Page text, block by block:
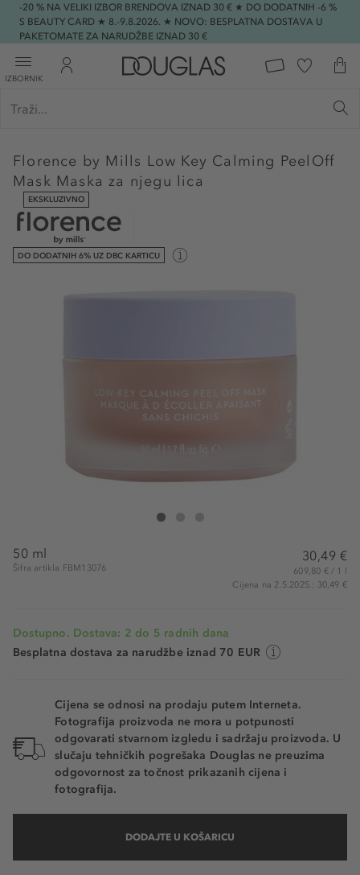
-20 % NA VELIKI IZBOR BRENDOVA IZNAD 30 € ★ DO DODATNIH -6 %
S BEAUTY CARD ★ 8.-9.8.2026. ★ NOVO: BESPLATNA DOSTAVA U
PAKETOMATE ZA NARUDŽBE IZNAD 30 €
IZBORNIK
Florence by Mills Low Key Calming PeelOff
Mask Maska za njegu lica
EKSKLUZIVNO
DO DODATNIH 6% UZ DBC KARTICU
Florence by Mills Low Key Calming Peel-Off Mask
50 ml
Šifra artikla FBM13076
30,49 €
609,80 € / 1 l
Cijena na 2.5.2025.: 30,49 €
Dostupno. Dostava: 2 do 5 radnih dana
Besplatna dostava za narudžbe iznad 70 EUR
Cijena se odnosi na prodaju putem Interneta.
Fotografija proizvoda ne mora u potpunosti
odgovarati stvarnom izgledu i sadržaju proizvoda. U
slučaju tehničkih pogrešaka Douglas ne preuzima
odgovornost za točnost prikazanih cijena i
fotografija.
DODAJTE U KOŠARICU